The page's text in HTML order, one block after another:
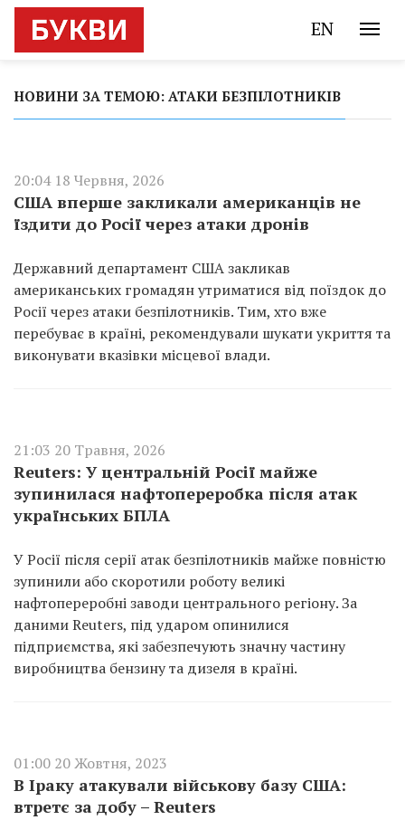
EN
НОВИНИ ЗА ТЕМОЮ: АТАКИ БЕЗПІЛОТНИКІВ
20:04 18 Червня, 2026
США вперше закликали американців не
їздити до Росії через атаки дронів
Державний департамент США закликав
американських громадян утриматися від поїздок до
Росії через атаки безпілотників. Тим, хто вже
перебуває в країні, рекомендували шукати укриття та
виконувати вказівки місцевої влади.
21:03 20 Травня, 2026
Reuters: У центральній Росії майже
зупинилася нафтопереробка після атак
українських БПЛА
У Росії після серії атак безпілотників майже повністю
зупинили або скоротили роботу великі
нафтопереробні заводи центрального регіону. За
даними Reuters, під ударом опинилися
підприємства, які забезпечують значну частину
виробництва бензину та дизеля в країні.
01:00 20 Жовтня, 2023
В Іраку атакували військову базу США:
втретє за добу – Reuters